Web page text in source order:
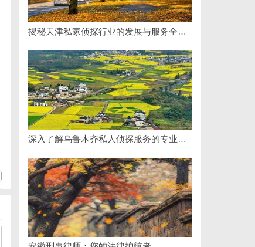
揭秘天津私家侦探行业的发展与服务全解析
深入了解乌鲁木齐私人侦探服务的专业性与应用领域